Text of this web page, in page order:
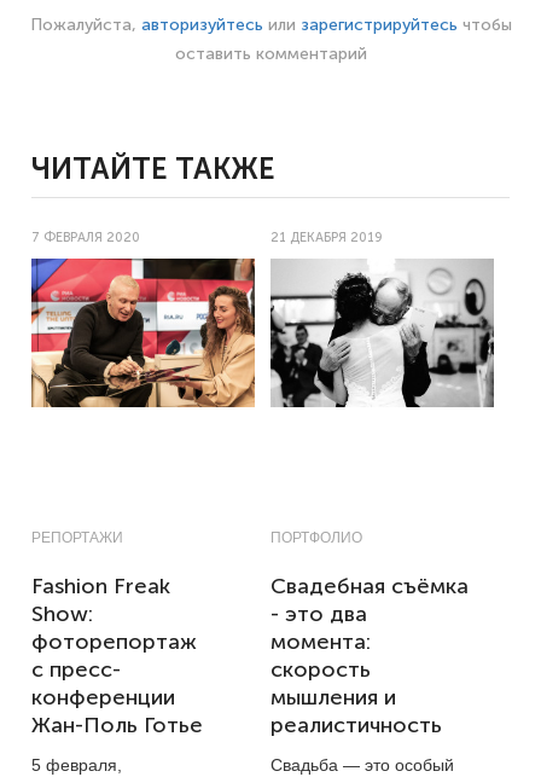
Пожалуйста, авторизуйтесь или зарегистрируйтесь чтобы
оставить комментарий
ЧИТАЙТЕ ТАКЖЕ
7 ФЕВРАЛЯ 2020
РЕПОРТАЖИ
Fashion Freak
Show:
фоторепортаж
с пресс-
конференции
Жан-Поль Готье
5 февраля,
21 ДЕКАБРЯ 2019
ПОРТФОЛИО
Свадебная съёмка
- это два
момента:
скорость
мышления и
реалистичность
Свадьба — это особый